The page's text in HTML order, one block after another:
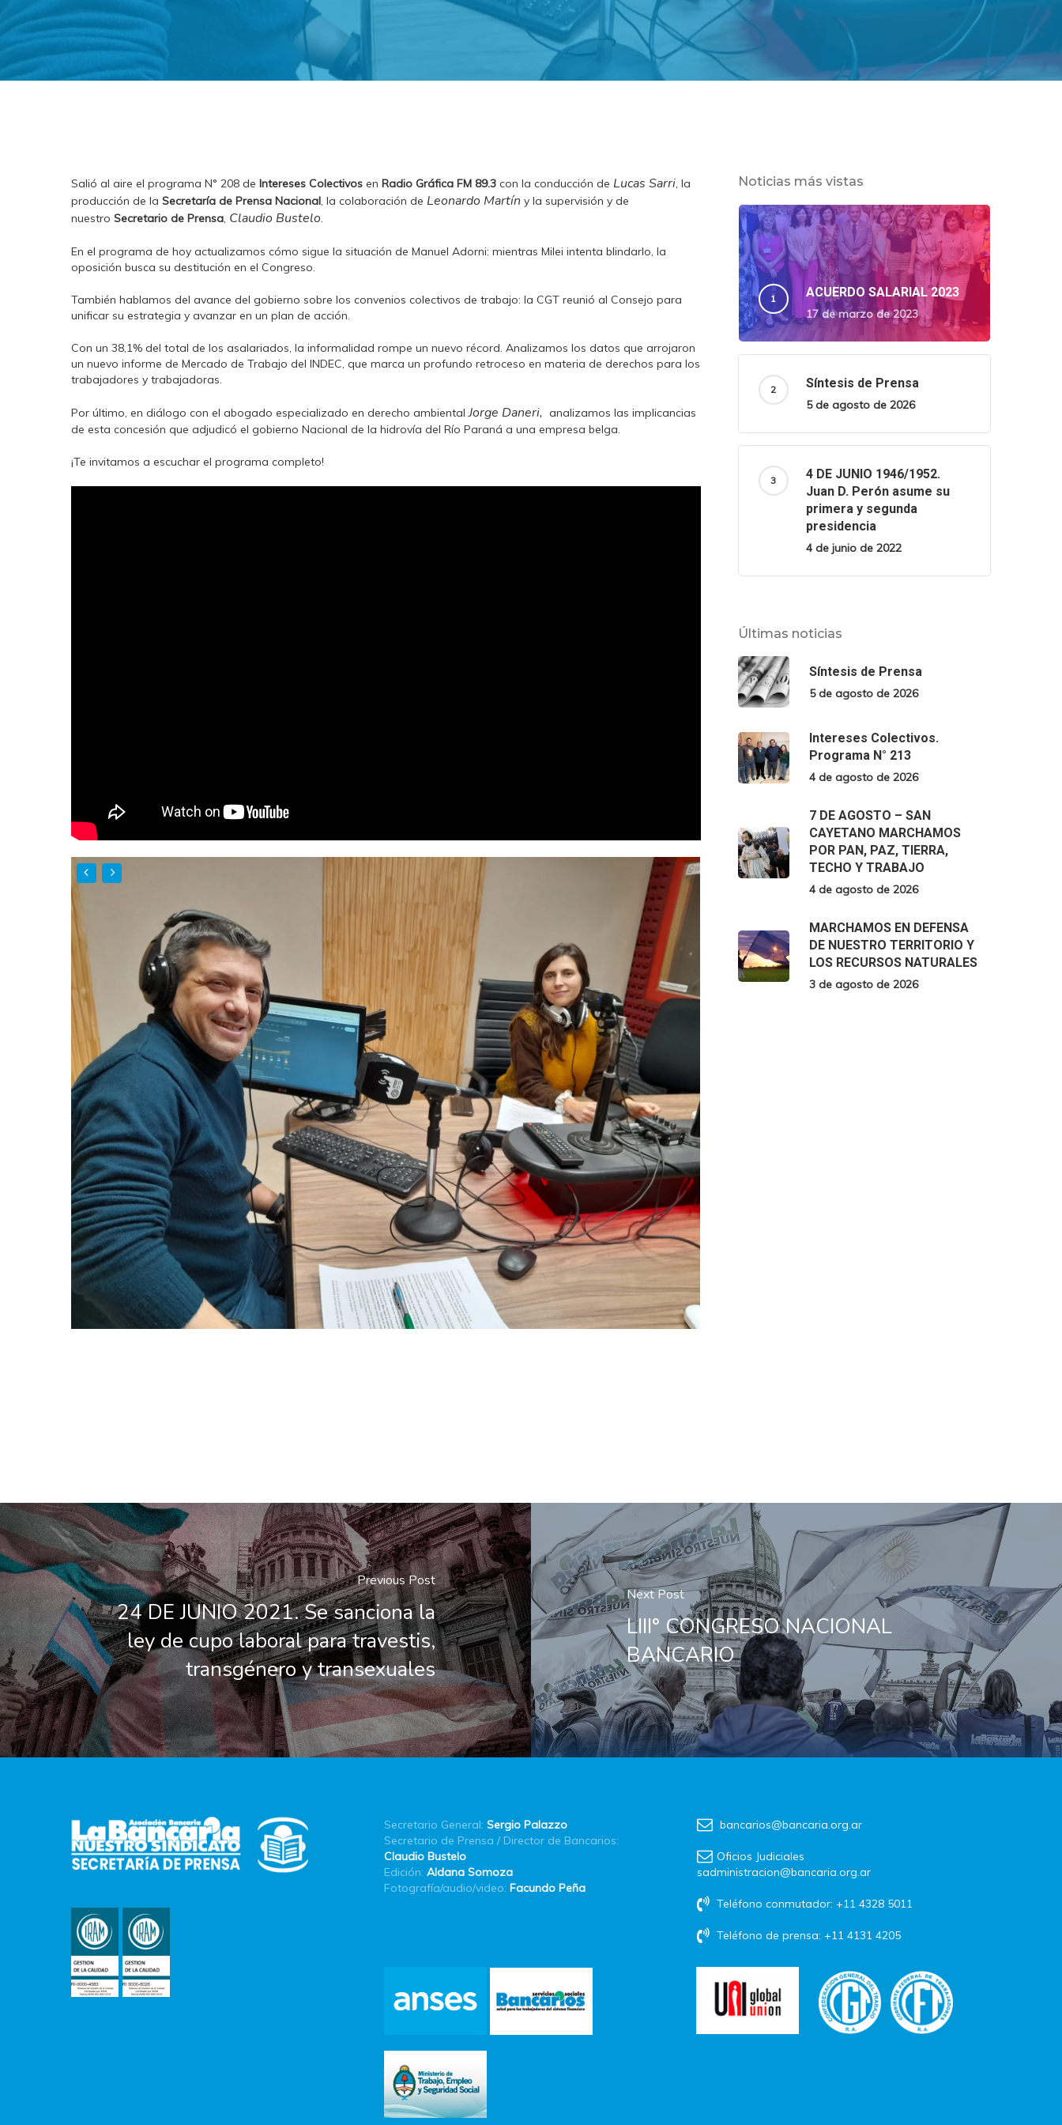
Salió al aire el programa N° 208 deIntereses Colectivos enRadio Gráfica FM 89.3con la conducción de Lucas Sarri, la
producción de laSecretaría de Prensa Nacional, la colaboración de Leonardo Martín y la supervisión y de
nuestroSecretario de Prensa, Claudio Bustelo.
En el programa de hoy actualizamos cómo sigue la situación de Manuel Adorni: mientras Milei intenta blindarlo, la
oposición busca su destitución en el Congreso.
También hablamos del avance del gobierno sobre los convenios colectivos de trabajo: la CGT reunió al Consejo para
unificar su estrategia y avanzar en un plan de acción.
Con un 38,1% del total de los asalariados, la informalidad rompe un nuevo récord. Analizamos los datos que arrojaron
un nuevo informe de Mercado de Trabajo del INDEC, que marca un profundo retroceso en materia de derechos para los
trabajadores y trabajadoras.
Por último, en diálogo con el abogado especializado en derecho ambientalJorge Daneri, analizamos las implicancias
de esta concesión que adjudicó el gobierno Nacional de la hidrovía del Río Paraná a una empresa belga.
¡Te invitamos a escuchar el programa completo!
Noticias más vistas
ACUERDO SALARIAL 2023
17 de marzo de 2023
Síntesis de Prensa
5 de agosto de 2026
4 DE JUNIO 1946/1952.
Juan D. Perón asume su
primera y segunda
presidencia
4 de junio de 2022
Últimas noticias
Síntesis de Prensa
5 de agosto de 2026
Intereses Colectivos.
Programa N° 213
4 de agosto de 2026
7 DE AGOSTO – SAN
CAYETANO MARCHAMOS
POR PAN, PAZ, TIERRA,
TECHO Y TRABAJO
4 de agosto de 2026
MARCHAMOS EN DEFENSA
DE NUESTRO TERRITORIO Y
LOS RECURSOS NATURALES
3 de agosto de 2026
Previous Post
24 DE JUNIO 2021. Se sanciona la
ley de cupo laboral para travestis,
transgénero y transexuales
Next Post
LIII° CONGRESO NACIONAL
BANCARIO
Secretario General: Sergio Palazzo
Secretario de Prensa / Director de Bancarios:
Claudio Bustelo
Edición: Aldana Somoza
Fotografía/audio/video: Facundo Peña
bancarios@bancaria.org.ar
Oficios Judiciales
sadministracion@bancaria.org.ar
Teléfono conmutador: +11 4328 5011
Teléfono de prensa: +11 4131 4205